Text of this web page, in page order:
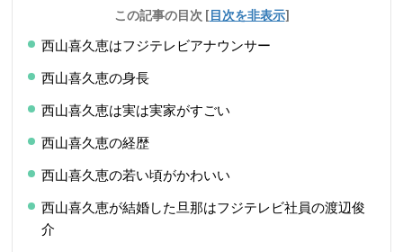
この記事の目次 [目次を非表示]
西山喜久恵はフジテレビアナウンサー
西山喜久恵の身長
西山喜久恵は実は実家がすごい
西山喜久恵の経歴
西山喜久恵の若い頃がかわいい
西山喜久恵が結婚した旦那はフジテレビ社員の渡辺俊
介